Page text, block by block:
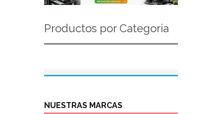
Productos por Categoria
NUESTRAS MARCAS